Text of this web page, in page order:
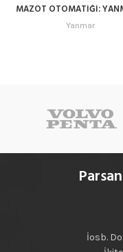
MAZOT OTOMATİĞİ:
REFERANS NO: 119225-
Yanmar
İosb.